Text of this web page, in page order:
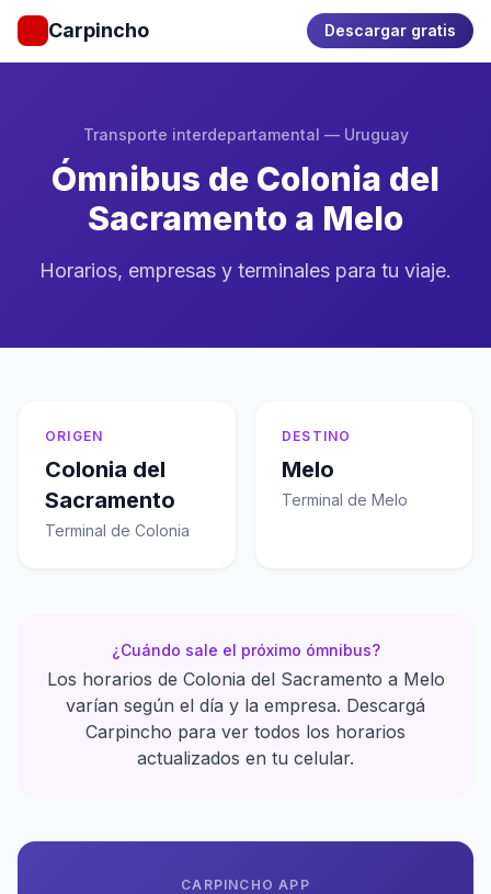
Carpincho Descargar gratis
Transporte interdepartamental — Uruguay
Ómnibus de Colonia del
Sacramento a Melo
Horarios, empresas y terminales para tu viaje.
ORIGEN
Colonia del
Sacramento
Terminal de Colonia
DESTINO
Melo
Terminal de Melo
¿Cuándo sale el próximo ómnibus?
Los horarios de Colonia del Sacramento a Melo
varían según el día y la empresa. Descargá
Carpincho para ver todos los horarios
actualizados en tu celular.
CARPINCHO APP